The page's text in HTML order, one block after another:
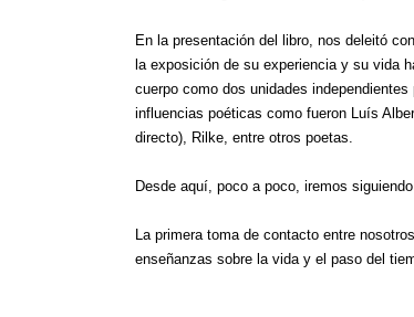
En la presentación del libro, nos deleitó
la exposición de su experiencia y su vida
cuerpo como dos unidades
influencias poéticas como fueron Luís
directo), Rilke, entre otros poetas.
Desde aquí, poco a poco, iremos
La primera toma de contacto entre
enseñanzas sobre la vida y el paso del